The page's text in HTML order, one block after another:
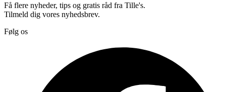
Få flere nyheder, tips og gratis råd fra Tille's.
Tilmeld dig vores nyhedsbrev.
Følg os